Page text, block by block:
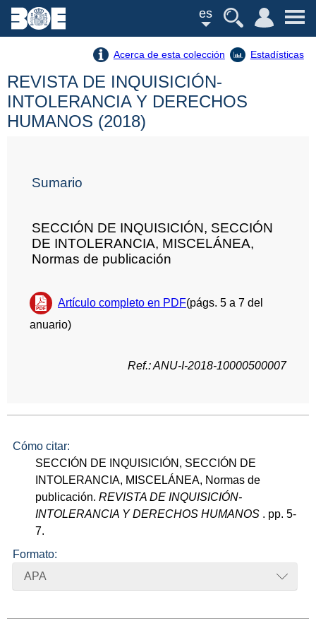
es
Acerca de esta colección Estadísticas
REVISTA DE INQUISICIÓN-
INTOLERANCIA Y DERECHOS
HUMANOS (2018)
Sumario
SECCIÓN DE INQUISICIÓN, SECCIÓN
DE INTOLERANCIA, MISCELÁNEA,
Normas de publicación
Artículo completo en PDF(págs. 5 a 7 del
anuario)
Ref.: ANU-I-2018-10000500007
Cómo citar:
SECCIÓN DE INQUISICIÓN, SECCIÓN DE
INTOLERANCIA, MISCELÁNEA, Normas de
publicación.REVISTA DE INQUISICIÓN-
INTOLERANCIA Y DERECHOS HUMANOS . pp. 5-
7.
Formato:
APA